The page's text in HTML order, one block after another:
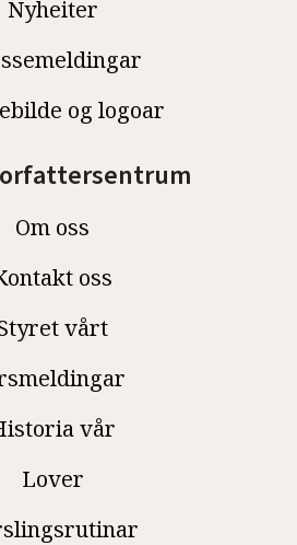
Nyheiter
og logoar
Om oss
oss
vårt
vår
Lover